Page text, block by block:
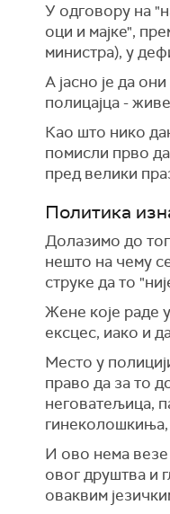
У одговору на
оци и мајке",
министра), у
А јасно је да
полицајца -
Као што нико
помисли прво да
пред велики
Политика
Долазимо до
нешто на чему
струке да то
Жене које раде
ексцес, иако и
Место у
право да за то
неговатељица,
гинеколошкиња,
И ово нема
овог друштва и
оваквим